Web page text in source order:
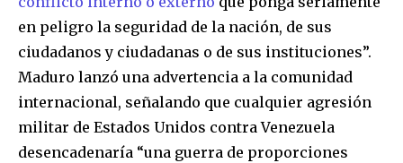
en peligro la seguridad de la nación, de sus
ciudadanos y ciudadanas o de sus instituciones”.
Maduro lanzó una advertencia a la comunidad
internacional, señalando que cualquier agresión
militar de Estados Unidos contra Venezuela
desencadenaría “una guerra de proporciones